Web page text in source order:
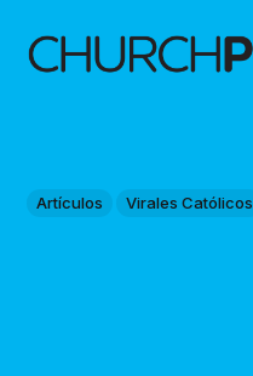
Artículos Virales Católicos